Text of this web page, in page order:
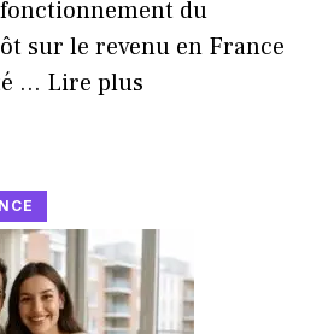
du
sur le revenu en France
... Lire plus